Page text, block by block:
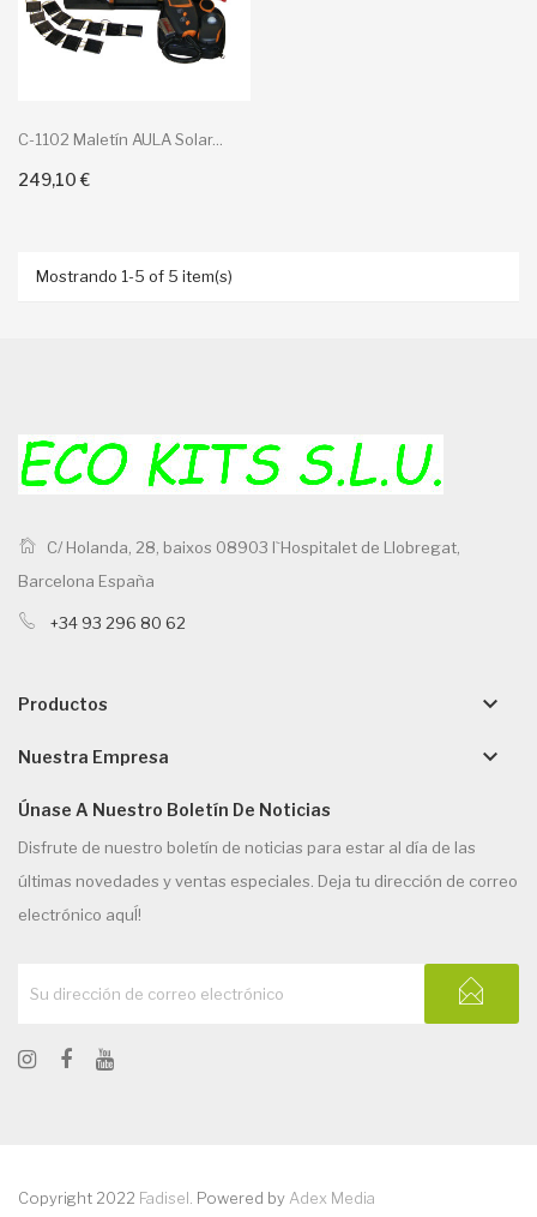
C-1102 Maletín AULA Solar...
249,10 €
Añadir Al Carrito
Mostrando 1-5 of 5 item(s)
C/ Holanda, 28, baixos 08903 l`Hospitalet de Llobregat,
Barcelona España
+34 93 296 80 62
Productos keyboard_arrow_down
Nuestra Empresa keyboard_arrow_down
Únase A Nuestro Boletín De Noticias
Disfrute de nuestro boletín de noticias para estar al día de las
últimas novedades y ventas especiales. Deja tu dirección de correo
electrónico aquÍ!
Copyright 2022 Fadisel . Powered by Adex Media